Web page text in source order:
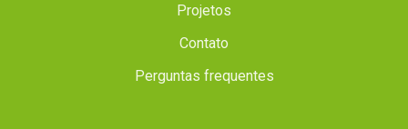
Projetos
Contato
Perguntas frequentes